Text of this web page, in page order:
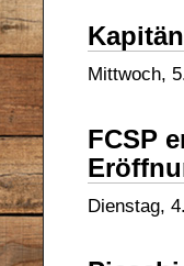
Mittwoch,
FCSP
Dienstag,